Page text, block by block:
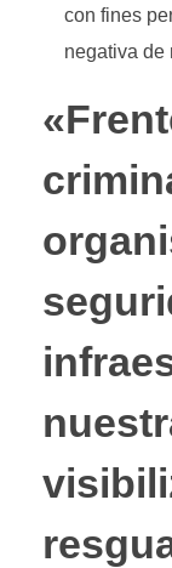
con fines
negativa de